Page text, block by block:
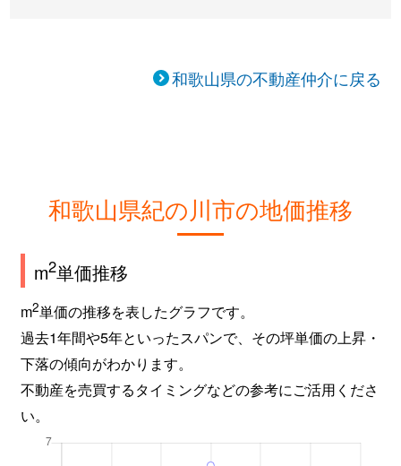
和歌山県の不動産仲介に戻る
和歌山県紀の川市の地価推移
m2単価推移
m2単価の推移を表したグラフです。
過去1年間や5年といったスパンで、その坪単価の上昇・
下落の傾向がわかります。
不動産を売買するタイミングなどの参考にご活用くださ
い。